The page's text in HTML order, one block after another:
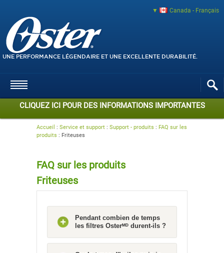
Canada - Français
UNE PERFORMANCE LÉGENDAIRE ET UNE EXCELLENTE DURABILITÉ.
CLIQUEZ ICI POUR DES INFORMATIONS IMPORTANTES
Accueil : Service et support : Support - produits : FAQ sur les
produits : Friteuses
FAQ sur les produits
Friteuses
Pendant combien de temps
les filtres Osterᴹᴰ durent-ils ?